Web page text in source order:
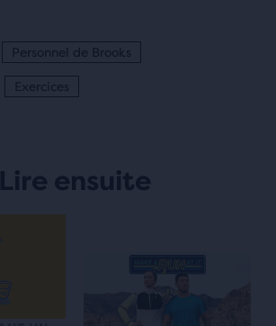
Personnel de Brooks
Exercices
Lire ensuite